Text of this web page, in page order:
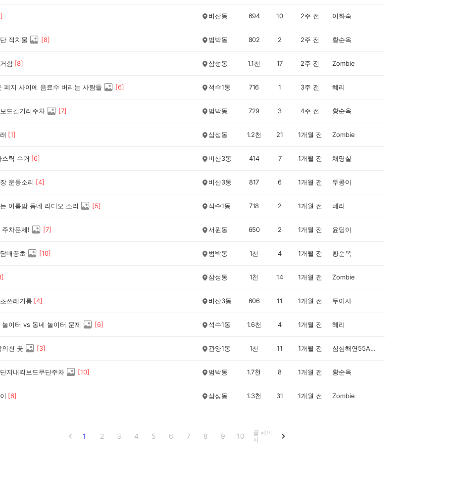
] 비산동 694 10 2주 전 이화숙
적치물 [8] 범박동 802 2 2주 전 황순옥
함 [8] 삼성동 1.1천 17 2주 전 Zombie
폐지 사이에 음료수 버리는 사람들 [6] 석수1동 716 1 3주 전 혜리
드길거리주차 [7] 범박동 729 3 4주 전 황순옥
[1] 삼성동 1.2천 21 1개월 전 Zombie
스틱 수거 [6] 비산3동 414 7 1개월 전 채명실
운동소리 [4] 비산3동 817 6 1개월 전 두콩이
여름밤 동네 라디오 소리 [5] 석수1동 718 2 1개월 전 혜리
주차문제! [7] 서원동 650 2 1개월 전 윤딩이
배꽁초 [10] 범박동 1천 4 1개월 전 황순옥
] 삼성동 1천 14 1개월 전 Zombie
쓰레기통 [4] 비산3동 606 11 1개월 전 두여사
놀이터 vs 동네 놀이터 문제 [6] 석수1동 1.6천 4 1개월 전 혜리
의천 꽃 [3] 관양1동 1천 11 1개월 전 심심해연55A+cashwalk
지내킥보드무단주차 [10] 범박동 1.7천 8 1개월 전 황순옥
[6] 삼성동 1.3천 31 1개월 전 Zombie
1 2 3 4 5 6 7 8 9 10
끝 페이
지